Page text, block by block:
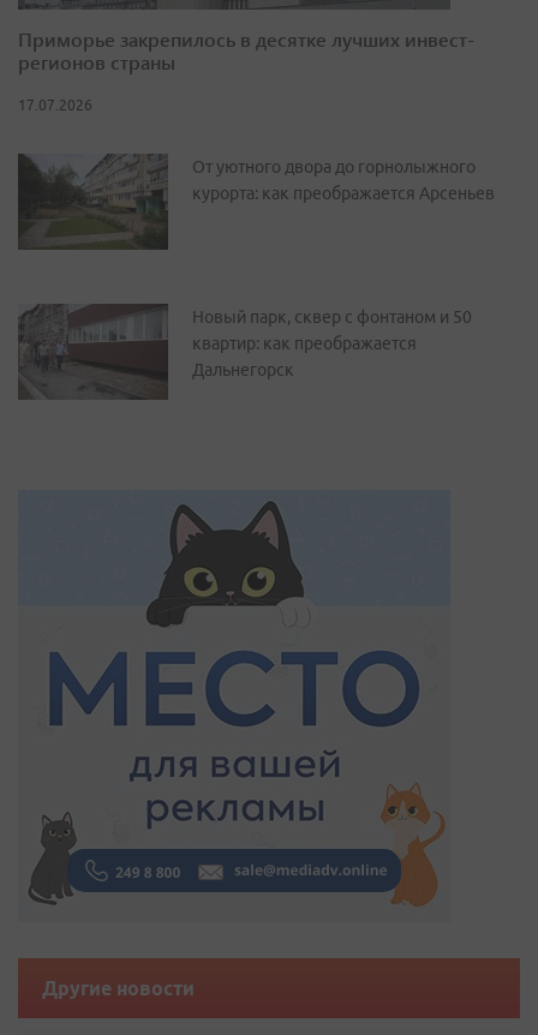
Приморье закрепилось в десятке лучших инвест-
регионов страны
17.07.2026
От уютного двора до горнолыжного
курорта: как преображается Арсеньев
Новый парк, сквер с фонтаном и 50
квартир: как преображается
Дальнегорск
Другие новости